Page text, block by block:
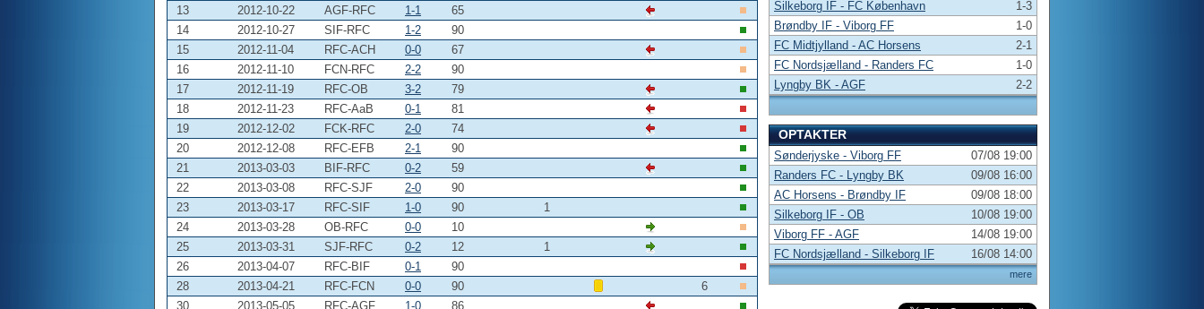
13
2012-10-22 AGF-RFC 1-1
65
14
2012-10-27 SIF-RFC 1-2
90
15
2012-11-04 RFC-ACH 0-0
67
16
2012-11-10 FCN-RFC 2-2
90
17
2012-11-19 RFC-OB 3-2
79
18
2012-11-23 RFC-AaB 0-1
81
19
2012-12-02 FCK-RFC 2-0
74
20
2012-12-08 RFC-EFB 2-1
90
21
2013-03-03 BIF-RFC 0-2
59
22
2013-03-08 RFC-SJF 2-0
90
23
2013-03-17 RFC-SIF 1-0 90
1
24
2013-03-28 OB-RFC 0-0
10
25
2013-03-31 SJF-RFC 0-2 12
1
26
2013-04-07 RFC-BIF 0-1
90
28
2013-04-21 RFC-FCN 0-0 90
6
30
2013-05-05 RFC-AGF 1-0 86
Silkeborg IF - FC København
1-3
Brøndby IF - Viborg FF
1-0
FC Midtjylland - AC Horsens
2-1
FC Nordsjælland - Randers FC
1-0
Lyngby BK - AGF
2-2
OPTAKTER
mere
Sønderjyske - Viborg FF
07/08 19:00
Randers FC - Lyngby BK
09/08 16:00
AC Horsens - Brøndby IF
09/08 18:00
Silkeborg IF - OB
10/08 19:00
Viborg FF - AGF
14/08 19:00
FC Nordsjælland - Silkeborg IF
16/08 14:00